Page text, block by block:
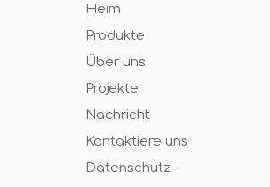
Heim
Produkte
Über uns
Projekte
Nachricht
Kontaktiere uns
Datenschutz-